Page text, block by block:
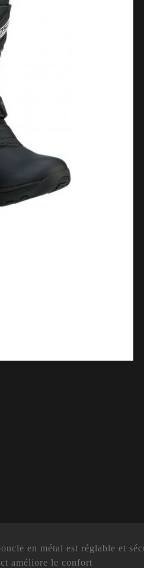
en métal est réglable et
améliore le confort